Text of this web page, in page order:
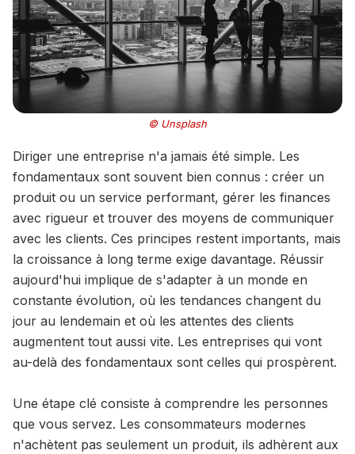
© Unsplash
Diriger une entreprise n'a jamais été simple. Les
fondamentaux sont souvent bien connus : créer un
produit ou un service performant, gérer les finances
avec rigueur et trouver des moyens de communiquer
avec les clients. Ces principes restent importants, mais
la croissance à long terme exige davantage. Réussir
aujourd'hui implique de s'adapter à un monde en
constante évolution, où les tendances changent du
jour au lendemain et où les attentes des clients
augmentent tout aussi vite. Les entreprises qui vont
au-delà des fondamentaux sont celles qui prospèrent.
Une étape clé consiste à comprendre les personnes
que vous servez. Les consommateurs modernes
n'achètent pas seulement un produit, ils adhèrent aux